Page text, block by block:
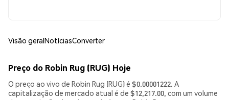
Visão geralNotíciasConverter
Preço do Robin Rug (RUG) Hoje
O preço ao vivo de Robin Rug (RUG) é $0.00001222. A
capitalização de mercado atual é de $12,217.00, com um volume